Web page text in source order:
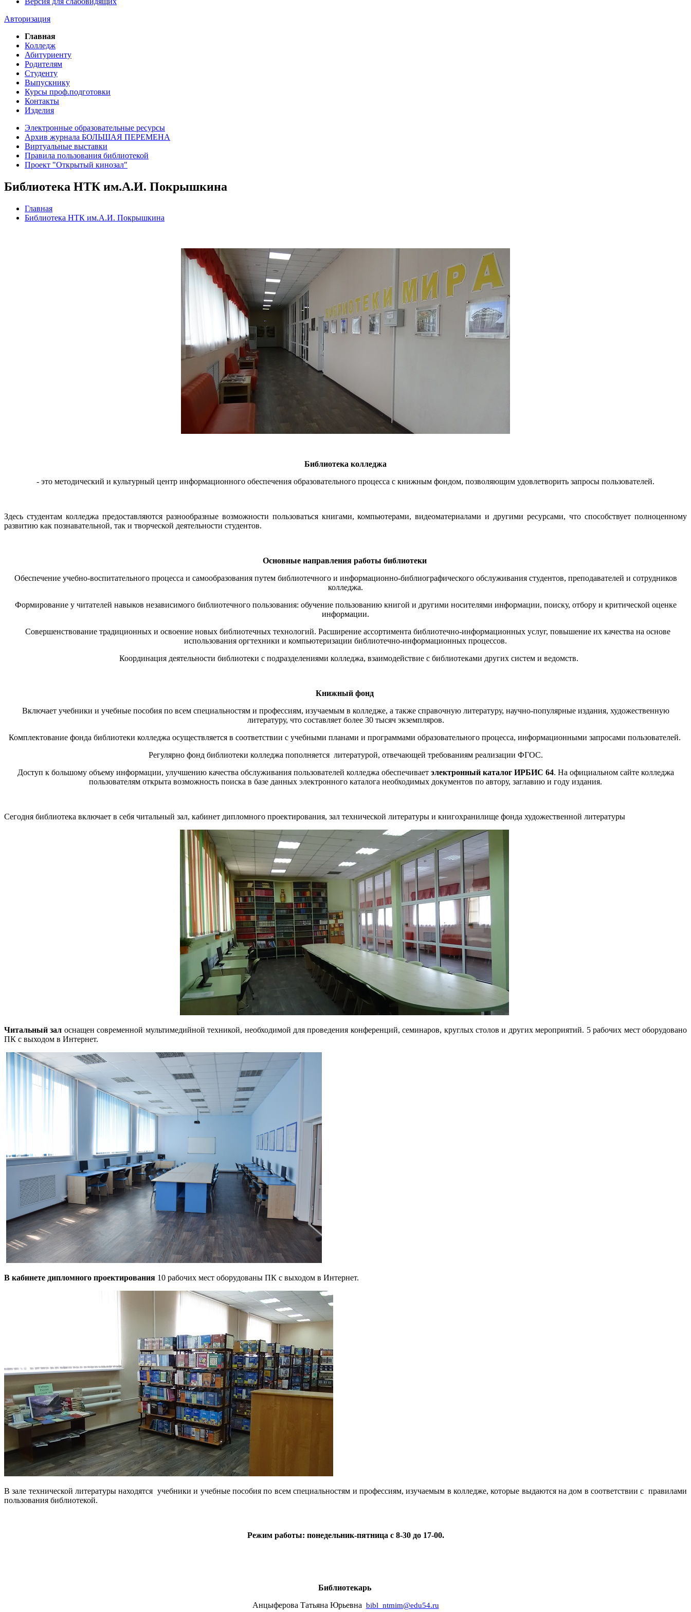
Авторизация
Главная
Колледж
Абитуриенту
Родителям
Студенту
Выпускнику
Курсы проф.подготовки
Контакты
Изделия
Электронные образовательные ресурсы
Архив журнала БОЛЬШАЯ ПЕРЕМЕНА
Виртуальные выставки
Правила пользования библиотекой
Проект "Открытый кинозал"
Библиотека НТК им.А.И. Покрышкина
Главная
Библиотека НТК им.А.И. Покрышкина
Библиотека колледжа
- это методический и культурный центр информационного обеспечения образовательного процесса с книжным фондом, позволяющим удовлетворить запросы пользователей.
Здесь студентам колледжа предоставляются разнообразные возможности пользоваться книгами, компьютерами, видеоматериалами и другими ресурсами, что способствует полноценному
развитию как познавательной, так и творческой деятельности студентов.
Основные направления работы библиотеки
Обеспечение учебно-воспитательного процесса и самообразования путем библиотечного и информационно-библиографического обслуживания студентов, преподавателей и сотрудников
колледжа.
Формирование у читателей навыков независимого библиотечного пользования: обучение пользованию книгой и другими носителями информации, поиску, отбору и критической оценке
информации.
Совершенствование традиционных и освоение новых библиотечных технологий. Расширение ассортимента библиотечно-информационных услуг, повышение их качества на основе
использования оргтехники и компьютеризации библиотечно-информационных процессов.
Координация деятельности библиотеки с подразделениями колледжа, взаимодействие с библиотеками других систем и ведомств.
Книжный фонд
Включает учебники и учебные пособия по всем специальностям и профессиям, изучаемым в колледже, а также справочную литературу, научно-популярные издания, художественную
литературу, что составляет более 30 тысяч экземпляров.
Комплектование фонда библиотеки колледжа осуществляется в соответствии с учебными планами и программами образовательного процесса, информационными запросами пользователей.
Регулярно фонд библиотеки колледжа пополняется литературой, отвечающей требованиям реализации ФГОС.
Доступ к большому объему информации, улучшению качества обслуживания пользователей колледжа обеспечивает электронный каталог ИРБИС 64. На официальном сайте колледжа
пользователям открыта возможность поиска в базе данных электронного каталога необходимых документов по автору, заглавию и году издания.
Сегодня библиотека включает в себя читальный зал, кабинет дипломного проектирования, зал технической литературы и книгохранилище фонда художественной литературы
Читальный зал оснащен современной мультимедийной техникой, необходимой для проведения конференций, семинаров, круглых столов и других мероприятий. 5 рабочих мест оборудовано
ПК с выходом в Интернет.
В кабинете дипломного проектирования 10 рабочих мест оборудованы ПК с выходом в Интернет.
В зале технической литературы находятся учебники и учебные пособия по всем специальностям и профессиям, изучаемым в колледже, которые выдаются на дом в соответствии с правилами
пользования библиотекой.
Режим работы: понедельник-пятница с 8-30 до 17-00.
Библиотекарь
Анцыферова Татьяна Юрьевна bibl_ntmim@edu54.ru